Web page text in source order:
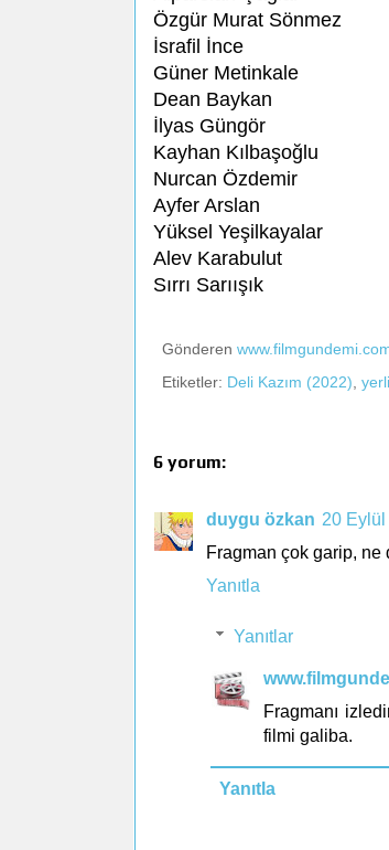
Özgür Murat Sönmez
İsrafil İnce
Güner Metinkale
Dean Baykan
İlyas Güngör
Kayhan Kılbaşoğlu
Nurcan Özdemir
Ayfer Arslan
Yüksel Yeşilkayalar
Alev Karabulut
Sırrı Sarıışık
Gönderen
Etiketler: Deli Kazım (2022)
6 yorum:
duygu özkan 20
Fragman çok garip, ne
Yanıtla
Yanıtlar
Fragmanı
filmi galiba.
Yanıtla